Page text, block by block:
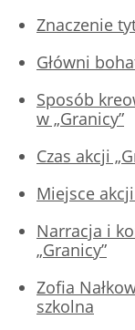
Znaczenie
Główni
Sposób
w „Granicy”
Czas akcji
Miejsce
Narracja i
„Granicy”
Zofia
szkolna